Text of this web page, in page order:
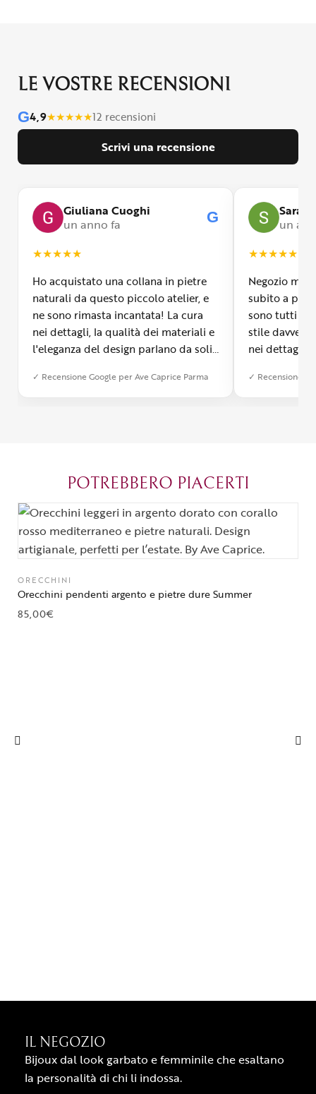
LE VOSTRE RECENSIONI
G4,9★★★★★12 recensioni
Scrivi una recensione
Giuliana Cuoghi
un anno fa
G
★★★★★
Ho acquistato una collana in pietre
naturali da questo piccolo atelier, e
ne sono rimasta incantata! La cura
nei dettagli, la qualità dei materiali e
l'eleganza del design parlano da soli.
stato impeccabile: veloce, preciso e
✓ Recensione Google per Ave Caprice Parma
Sara
un
★★★★★
Negozio
subito a
sono tutti
stile davvero
nei dettagli,
qualità e si
✓ Recensione
POTREBBERO PIACERTI
ORECCHINI
Orecchini pendenti argento e pietre dure Summer
85,00€
IL NEGOZIO
Bijoux dal look garbato e femminile che esaltano
la personalità di chi li indossa.